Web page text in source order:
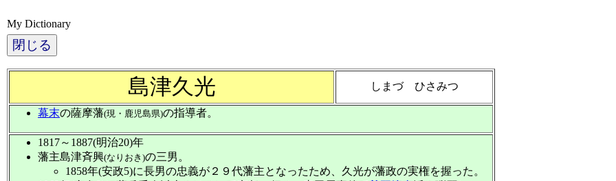
島津久光 しまづ ひさみつ
幕末の薩摩藩(現・鹿児島県)の指導者。
1817～1887(明治20)年
藩主島津斉興(なりおき)の三男。
1858年(安政5)に長男の忠義が２９代藩主となったため、久光が藩政の実権を握った。
My Dictionary
閉じる